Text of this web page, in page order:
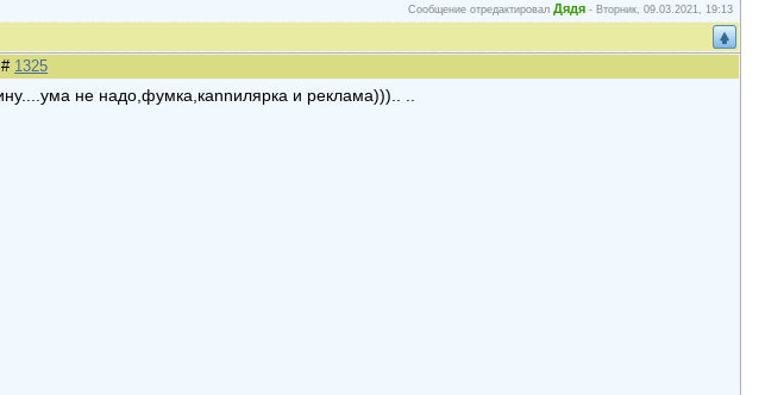
Сообщение отредактировал Дядя - Вторник, 09.03.2021, 19:13
1325
не надо,фумка,каnnиляpка и pеклама))).. ..